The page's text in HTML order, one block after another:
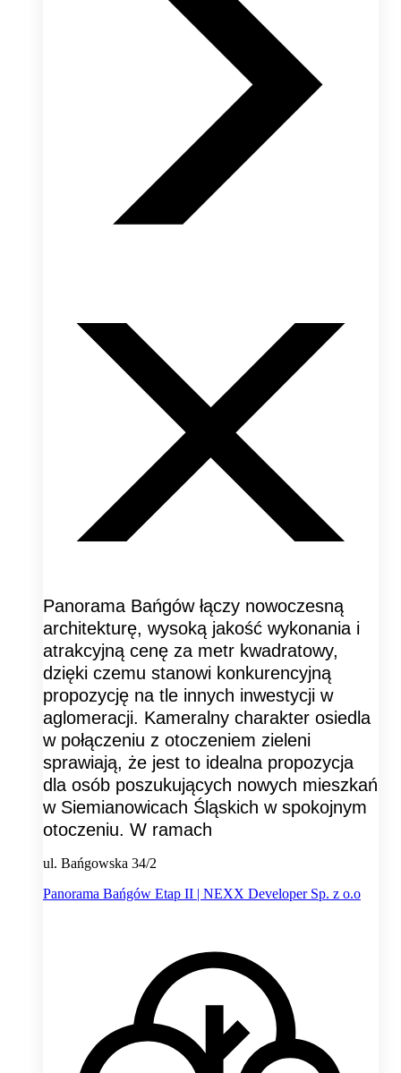
Panorama Bańgów łączy nowoczesną
architekturę, wysoką jakość wykonania i
atrakcyjną cenę za metr kwadratowy,
dzięki czemu stanowi konkurencyjną
propozycję na tle innych inwestycji w
aglomeracji. Kameralny charakter osiedla
w połączeniu z otoczeniem zieleni
sprawiają, że jest to idealna propozycja
dla osób poszukujących nowych mieszkań
w Siemianowicach Śląskich w spokojnym
otoczeniu. W ramach
ul. Bańgowska 34/2
Panorama Bańgów Etap II | NEXX Developer Sp. z o.o